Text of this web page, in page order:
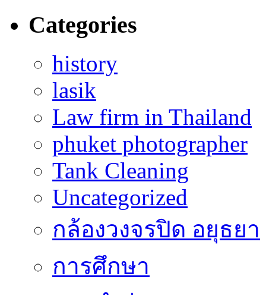
Categories
history
lasik
Law firm in Thailand
phuket photographer
Tank Cleaning
Uncategorized
กล้องวงจรปิด อยุธยา
การศึกษา